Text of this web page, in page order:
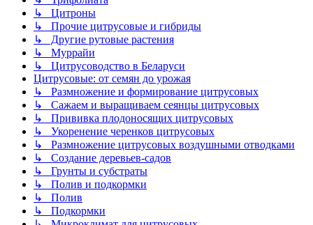
↳ Цитроны
↳ Прочие цитрусовые и гибриды
↳ Другие рутовые растения
↳ Муррайи
↳ Цитрусоводство в Беларуси
Цитрусовые: от семян до урожая
↳ Размножение и формирование цитрусовых
↳ Сажаем и выращиваем сеянцы цитрусовых
↳ Прививка плодоносящих цитрусовых
↳ Укоренение черенков цитрусовых
↳ Размножение цитрусовых воздушными отводками
↳ Создание деревьев-садов
↳ Грунты и субстраты
↳ Полив и подкормки
↳ Полив
↳ Подкормки